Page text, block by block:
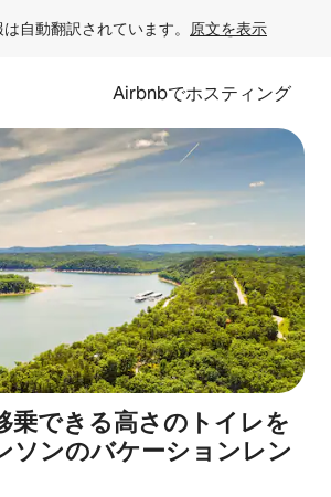
自動翻訳されています。 原文を表示
Airbnbでホスティング
乗できる高さのトイレを
ソンのバケーションレン